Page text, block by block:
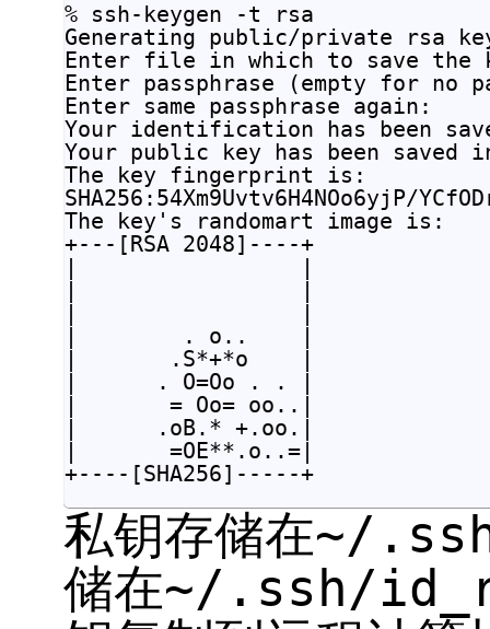
% ssh-keygen -t rsa
Generating public/private rsa
Enter file in which to save the
Enter passphrase (empty for no
Enter same
Your identification has been
Your public key has been saved
The key fingerprint is:
SHA256:54Xm9Uvtv6H4NOo6yjP/
The key's randomart image is:
+---[RSA 2048]----+
|                 |
|                 |
|                 |
|        . o..    |
|       .S*+*o    |
|      . O=Oo . . |
|       = Oo= oo..|
|      .oB.* +.oo.|
|       =OE**.o..=|
私钥存储在~/
储在~/.ssh/